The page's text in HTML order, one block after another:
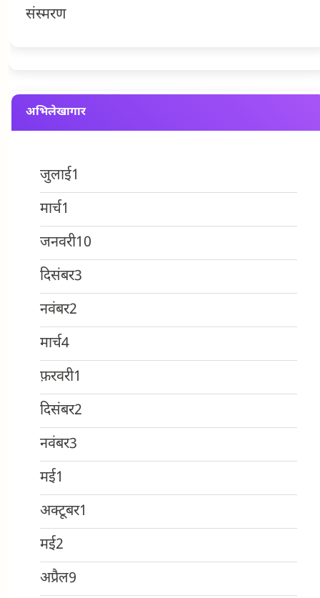
संस्मरण
अभिलेखागार
जुलाई1
मार्च1
जनवरी10
दिसंबर3
नवंबर2
मार्च4
फ़रवरी1
दिसंबर2
नवंबर3
मई1
अक्टूबर1
मई2
अप्रैल9